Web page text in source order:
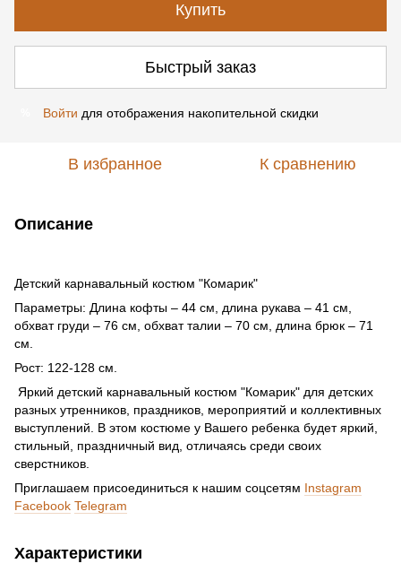
Купить
Быстрый заказ
Войти для отображения накопительной скидки
В избранное К сравнению
Описание
Детский карнавальный костюм "Комарик"
Параметры: Длина кофты – 44 см, длина рукава – 41 см,
обхват груди – 76 см, обхват талии – 70 см, длина брюк – 71
см.
Рост: 122-128 см.
Яркий детский карнавальный костюм "Комарик" для детских
разных утренников, праздников, мероприятий и коллективных
выступлений. В этом костюме у Вашего ребенка будет яркий,
стильный, праздничный вид, отличаясь среди своих
сверстников.
Приглашаем присоединиться к нашим соцсетям Instagram
Facebook Telegram
Характеристики